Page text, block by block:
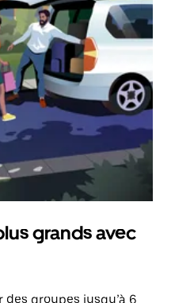
grands avec
groupes jusqu’à 6